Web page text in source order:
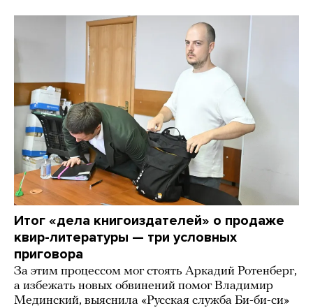
Итог «дела книгоиздателей» о продаже
квир-литературы — три условных
приговора
За этим процессом мог стоять Аркадий Ротенберг,
а избежать новых обвинений помог Владимир
Мединский, выяснила «Русская служба Би-би-си»